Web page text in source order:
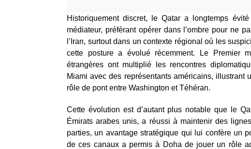
Historiquement discret, le Qatar a longtemps
médiateur, préférant opérer dans l’ombre pour ne
l’Iran, surtout dans un contexte régional où les
cette posture a évolué récemment. Le Premier
étrangères ont multiplié les rencontres
Miami avec des représentants américains, illustrant
rôle de pont entre Washington et Téhéran.
Cette évolution est d’autant plus notable que le
Émirats arabes unis, a réussi à maintenir des
parties, un avantage stratégique qui lui confère un
de ces canaux a permis à Doha de jouer un rôle